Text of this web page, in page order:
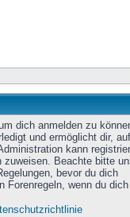
dich anmelden zu
und ermöglicht dir, auf
kann
zuweisen. Beachte bitte
bevor du dich
Forenregeln, wenn du